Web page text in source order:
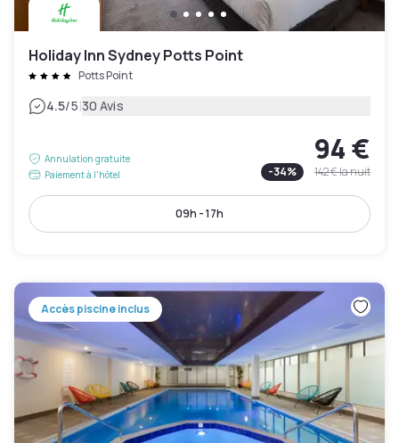
Holiday Inn Sydney Potts Point
Potts Point
4.5/5|30 Avis
Annulation gratuite
Paiement à l'hôtel
94 €
-34% 142 €la nuit
09h - 17h
Accès piscine inclus